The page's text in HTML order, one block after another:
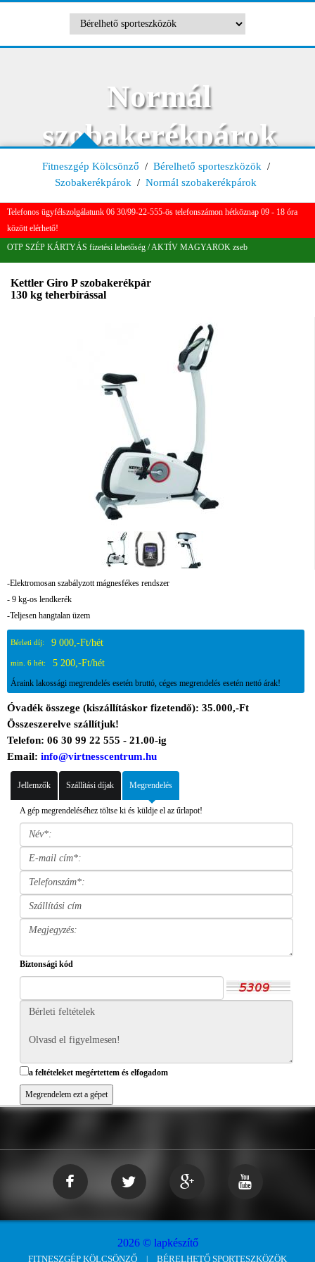
Normál
szobakerékpárok
Fitneszgép Kölcsönző / Bérelhető sporteszközök /
Szobakerékpárok / Normál szobakerékpárok
Telefonos ügyfélszolgálatunk 06 30/99-22-555-ös telefonszámon hétköznap 09 - 18 óra
között elérhető!
OTP SZÉP KÁRTYÁS fizetési lehetőség / AKTÍV MAGYAROK zseb
Kettler Giro P szobakerékpár
130 kg teherbírással
-Elektromosan szabályzott mágnesfékes rendszer
- 9 kg-os lendkerék
-Teljesen hangtalan üzem
Bérleti díj: 9 000,-Ft/hét
min. 6 hét: 5 200,-Ft/hét
Áraink lakossági megrendelés esetén bruttó, céges megrendelés esetén nettó árak!
Óvadék összege (kiszállításkor fizetendő): 35.000,-Ft
Összeszerelve szállítjuk!
Telefon: 06 30 99 22 555 - 21.00-ig
Email: info@virtnesscentrum.hu
Jellemzők Szállítási díjak Megrendelés
A gép megrendeléséhez töltse ki és küldje el az űrlapot!
Biztonsági kód
a feltételeket megértettem és elfogadom
2026 © lapkészítő
FITNESZGÉP KÖLCSÖNZŐ BÉRELHETŐ SPORTESZKÖZÖK